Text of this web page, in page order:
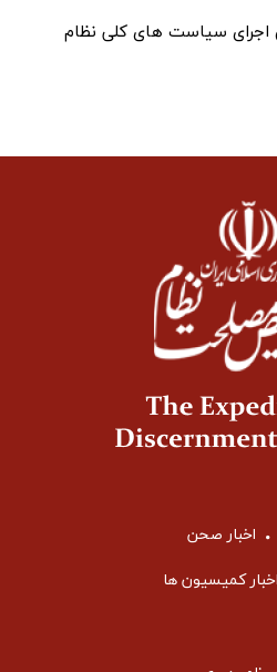
اجرای سیاست های کلی نظام
اخبار صحن
اخبار کمیسیون ها